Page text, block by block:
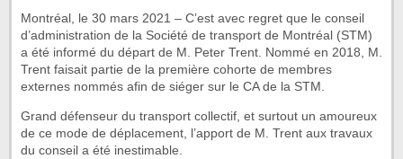
Montréal, le 30 mars 2021 – C’est avec regret que le conseil
d’administration de la Société de transport de Montréal (STM)
a été informé du départ de M. Peter Trent. Nommé en 2018, M.
Trent faisait partie de la première cohorte de membres
externes nommés afin de siéger sur le CA de la STM.
Grand défenseur du transport collectif, et surtout un amoureux
de ce mode de déplacement, l’apport de M. Trent aux travaux
du conseil a été inestimable.